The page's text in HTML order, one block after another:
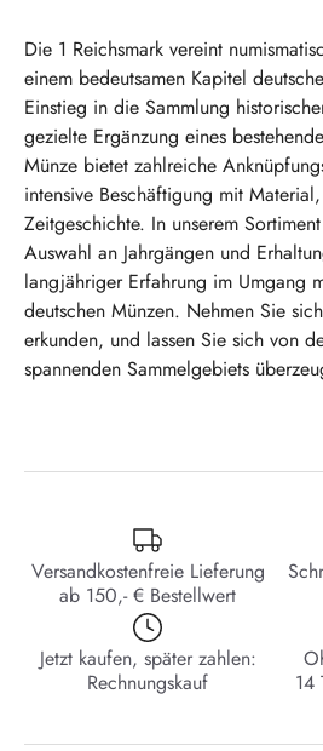
Die 1 Reichsmark vereint
einem bedeutsamen Kapitel
Einstieg in die Sammlung
gezielte Ergänzung eines
Münze bietet zahlreiche
intensive Beschäftigung mit
Zeitgeschichte. In unserem
Auswahl an Jahrgängen und
langjähriger Erfahrung im Umgang
deutschen Münzen. Nehmen Sie
erkunden, und lassen Sie sich von
spannenden Sammelgebiets
Versandkostenfreie Lieferung
ab 150,- € Bestellwert
Jetzt kaufen, später zahlen:
Rechnungskauf
14